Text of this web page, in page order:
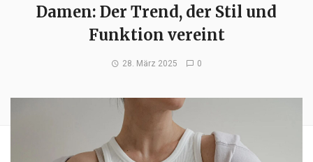
Damen: Der Trend, der Stil und
Funktion vereint
28. März 2025 0